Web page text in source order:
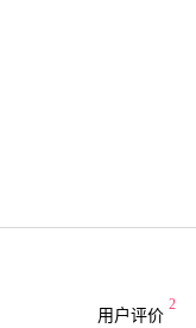
用户评价
2